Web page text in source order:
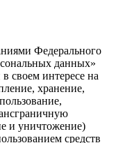
Федерального
данных»
своем интересе на
хранение,
и уничтожение)
средств